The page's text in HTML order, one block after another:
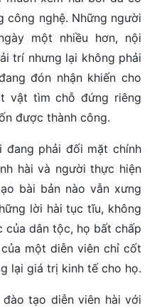
công nghệ. Những người
một nhiều hơn, nội
trí nhưng lại không phải
đón nhận khiến cho
vật tìm chỗ đứng riêng
được thành công.
đang phải đối mặt chính
hài và người thực hiện
bài bản nào vẫn xưng
lời hài tục tĩu, không
của dân tộc, họ bất chấp
một diễn viên chỉ cốt
lại giá trị kinh tế cho họ.
tạo diễn viên hài với